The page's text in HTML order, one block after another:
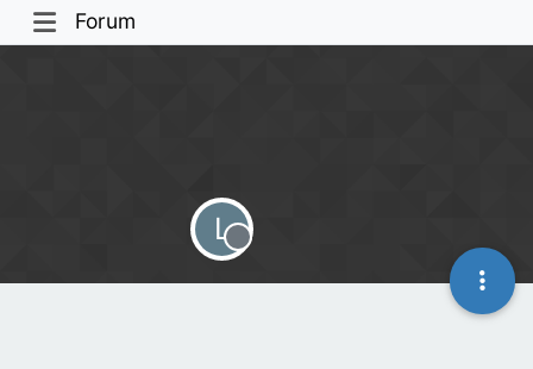
Forum
L
Offline